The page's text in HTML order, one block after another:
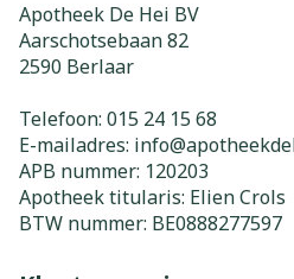
Apotheek De Hei BV
Aarschotsebaan 82
2590 Berlaar
Telefoon: 015 24 15 68
E-mailadres: info@
APB nummer: 120203
Apotheek titularis: Elien Crols
BTW nummer: BE0888277597